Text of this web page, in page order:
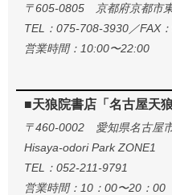
〒605-0805 京都府京都市
TEL：075-708-3930／FAX
営業時間：10:00〜22:00
■天狼院書店「名古屋天狼
〒460-0002 愛知県名古屋
Hisaya-odori Park ZONE1
TEL：052-211-9791
営業時間：10：00〜20：00